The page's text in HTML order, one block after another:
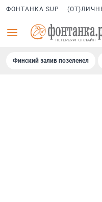
ФОНТАНКА SUP
Финский залив позеленел